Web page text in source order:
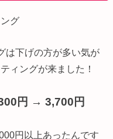
グ
は下げの方が多い気が
ィングが来ました！
円 → 3,700円
円以上あったんです